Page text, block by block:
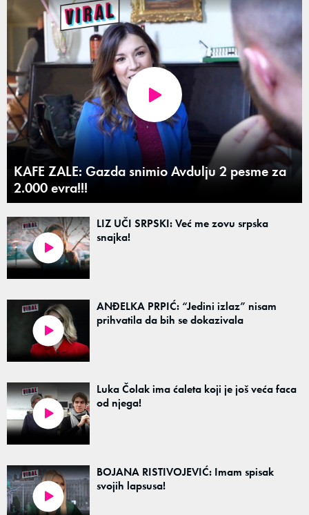
KAFE ZALE: Gazda snimio Avdulju 2 pesme za
2.000 evra!!!
LIZ UČI SRPSKI: Već me zovu srpska
snajka!
ANĐELKA PRPIĆ: “Jedini izlaz” nisam
prihvatila da bih se dokazivala
Luka Čolak ima ćaleta koji je još veća faca
od njega!
BOJANA RISTIVOJEVIĆ: Imam spisak
svojih lapsusa!